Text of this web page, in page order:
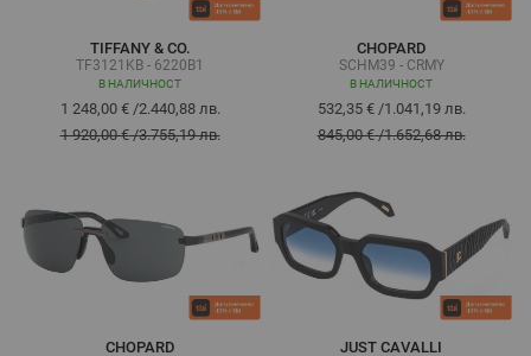
TIFFANY & CO.
TF3121KB - 6220B1
В НАЛИЧНОСТ
1 248,00 €/2.440,88 лв.
1 920,00 €/3.755,19 лв.
CHOPARD
SCHM39 - CRMY
В НАЛИЧНОСТ
532,35 €/1.041,19 лв.
845,00 €/1.652,68 лв.
CHOPARD JUST CAVALLI